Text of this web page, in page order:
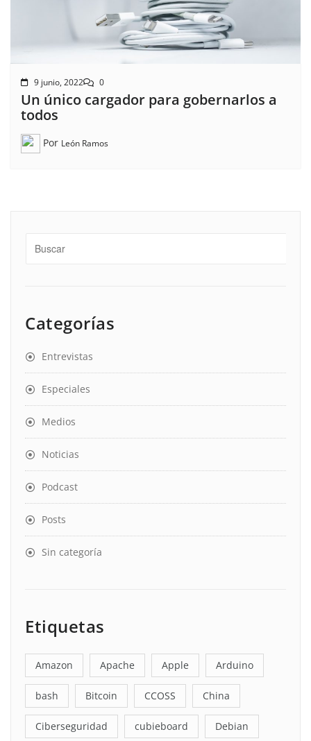
9 junio, 2022 0
Un único cargador para gobernarlos a
todos
Por León Ramos
Categorías
Entrevistas
Especiales
Medios
Noticias
Podcast
Posts
Sin categoría
Etiquetas
Amazon Apache Apple Arduino
bash Bitcoin CCOSS China
Ciberseguridad cubieboard Debian